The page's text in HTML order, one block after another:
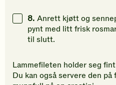
8. Anrett kjøtt og
pynt med litt frisk
til slutt.
Lammefileten holder seg
Du kan også servere den